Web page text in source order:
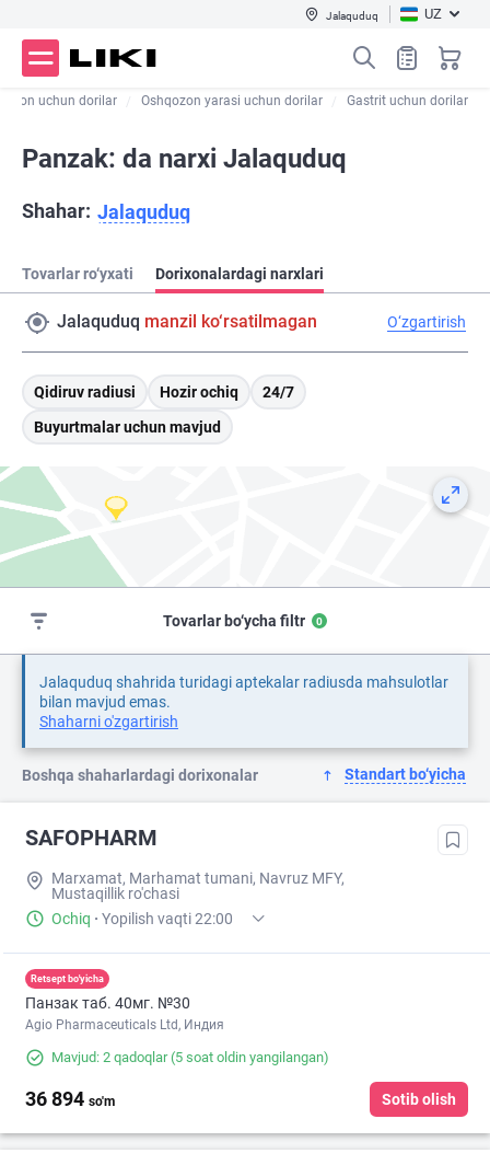
Jalaquduq UZ
uchun dorilar Oshqozon yarasi uchun dorilar Gastrit uchun dorilar
Panzak: da narxi Jalaquduq
Shahar: Jalaquduq
Tovarlar ro‘yxati Dorixonalardagi narxlari
Jalaquduq manzil ko‘rsatilmagan O‘zgartirish
Qidiruv radiusi Hozir ochiq
24/7
Buyurtmalar uchun mavjud
Tovarlar bo‘ycha filtr 0
Jalaquduq shahrida turidagi aptekalar radiusda mahsulotlar
bilan mavjud emas.
Shaharni o'zgartirish
Boshqa shaharlardagi dorixonalar Standart bo‘yicha
SAFOPHARM
Marxamat, Marhamat tumani, Navruz MFY,
Mustaqillik ro'chasi
Ochiq · Yopilish vaqti 22:00
Retsept bo'yicha
Панзак таб. 40мг. №30
Agio Pharmaceuticals Ltd, Индия
Mavjud: 2 qadoqlar(5 soat oldin yangilangan)
36 894 so'm Sotib olish